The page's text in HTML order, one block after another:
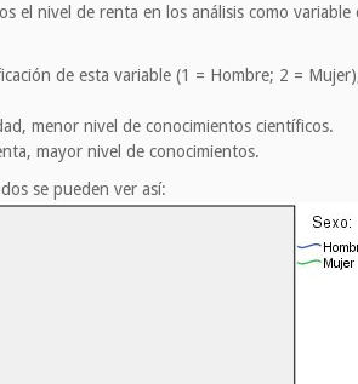
el nivel de renta en los análisis como
de esta variable (1 = Hombre; 2 =
menor nivel de conocimientos científicos.
mayor nivel de conocimientos.
se pueden ver así: